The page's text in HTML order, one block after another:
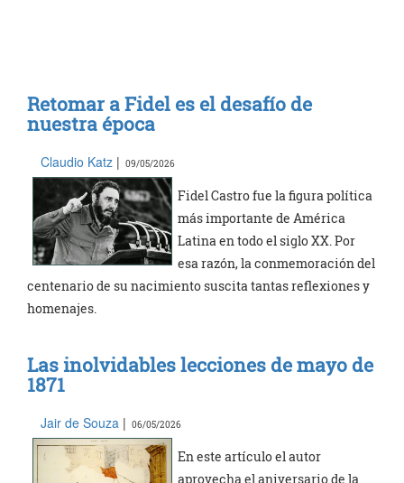
Retomar a Fidel es el desafío de
nuestra época
Claudio Katz | 09/05/2026
Fidel Castro fue la figura política
más importante de América
Latina en todo el siglo XX. Por
esa razón, la conmemoración del
centenario de su nacimiento suscita tantas reflexiones y
homenajes.
Las inolvidables lecciones de mayo de
1871
Jair de Souza | 06/05/2026
En este artículo el autor
aprovecha el aniversario de la